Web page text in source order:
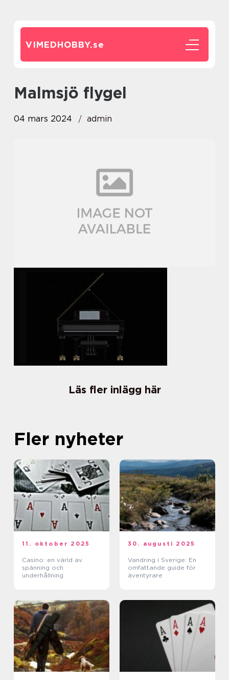
VIMEDHOBBY.se
Malmsjö flygel
04 mars 2024 admin
Läs fler inlägg här
Fler nyheter
11. oktober 2025
Casino: en värld av
spänning och
underhållning
30. augusti 2025
Vandring i Sverige: En
omfattande guide för
äventyrare